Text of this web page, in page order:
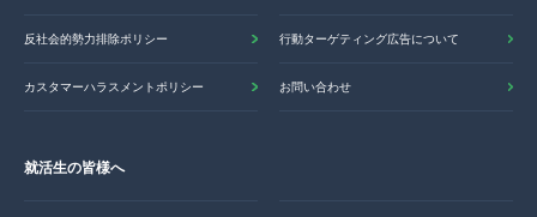
反社会的勢力排除ポリシー 行動ターゲティング広告について
カスタマーハラスメントポリシー お問い合わせ
就活生の皆様へ